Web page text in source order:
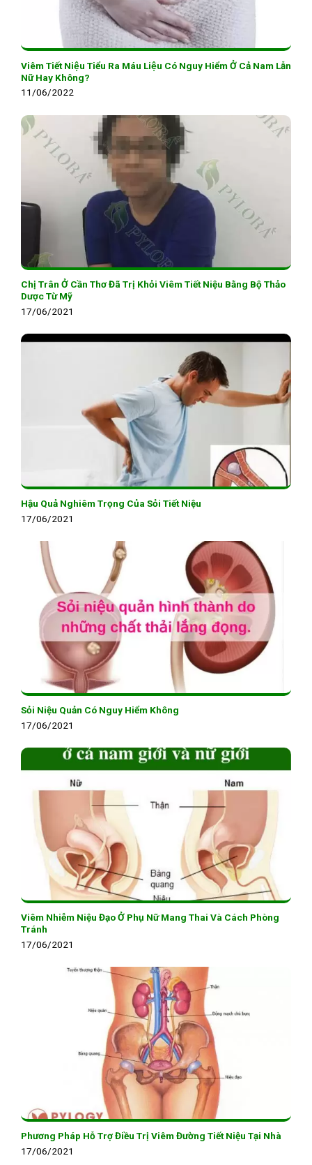
Viêm Tiết Niệu Tiểu Ra Máu Liệu Có Nguy Hiểm Ở Cả Nam Lẫn
Nữ Hay Không?
11/06/2022
Chị Trân Ở Cần Thơ Đã Trị Khỏi Viêm Tiết Niệu Bằng Bộ Thảo
Dược Từ Mỹ
17/06/2021
Hậu Quả Nghiêm Trọng Của Sỏi Tiết Niệu
17/06/2021
Sỏi Niệu Quản Có Nguy Hiểm Không
17/06/2021
Viêm Nhiễm Niệu Đạo Ở Phụ Nữ Mang Thai Và Cách Phòng
Tránh
17/06/2021
Phương Pháp Hỗ Trợ Điều Trị Viêm Đường Tiết Niệu Tại Nhà
17/06/2021